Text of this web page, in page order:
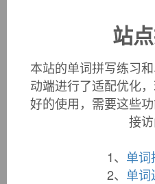
), meaning "coming
legendary place of origin,
1. The religion of theAztec
阿兹台克人的宗教信仰是
站
本站的单词拼写练习
动端进行了适配优化
好的使用，需要这些
接访
1、 单词
2、 单词